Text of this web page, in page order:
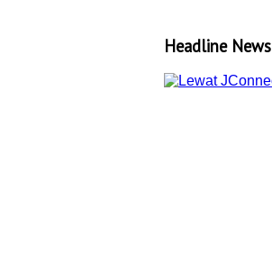
Headline News